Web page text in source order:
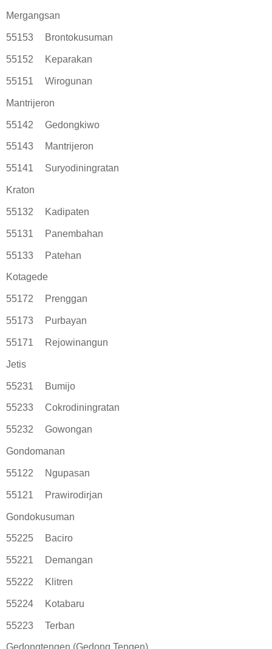
Mergangsan
55153 Brontokusuman
55152 Keparakan
55151 Wirogunan
Mantrijeron
55142 Gedongkiwo
55143 Mantrijeron
55141 Suryodiningratan
Kraton
55132 Kadipaten
55131 Panembahan
55133 Patehan
Kotagede
55172 Prenggan
55173 Purbayan
55171 Rejowinangun
Jetis
55231 Bumijo
55233 Cokrodiningratan
55232 Gowongan
Gondomanan
55122 Ngupasan
55121 Prawirodirjan
Gondokusuman
55225 Baciro
55221 Demangan
55222 Klitren
55224 Kotabaru
55223 Terban